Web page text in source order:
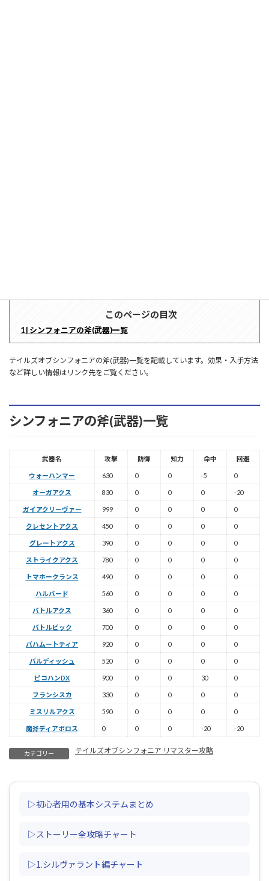
このページの目次
1 | シンフォニアの斧(武器)一覧
テイルズオブシンフォニアの斧(武器)一覧を記載しています。効果・入手方法
など詳しい情報はリンク先をご覧ください。
シンフォニアの斧(武器)一覧
武器名 攻撃 防御 知力 命中 回避
ウォーハンマー 630 0 0 -5 0
オーガアクス 830 0 0 0 -20
ガイアクリーヴァー 999 0 0 0 0
クレセントアクス 450 0 0 0 0
グレートアクス 390 0 0 0 0
ストライクアクス 780 0 0 0 0
トマホークランス 490 0 0 0 0
ハルバード 560 0 0 0 0
バトルアクス 360 0 0 0 0
バトルピック 700 0 0 0 0
バハムートティア 920 0 0 0 0
バルディッシュ 520 0 0 0 0
ピコハンDX 900 0 0 30 0
フランシスカ 330 0 0 0 0
ミスリルアクス 590 0 0 0 0
魔斧ディアボロス 0 0 0 -20 -20
カテゴリー テイルズオブシンフォニア リマスター攻略
▷初心者用の基本システムまとめ
▷ストーリー全攻略チャート
▷1.シルヴァラント編チャート